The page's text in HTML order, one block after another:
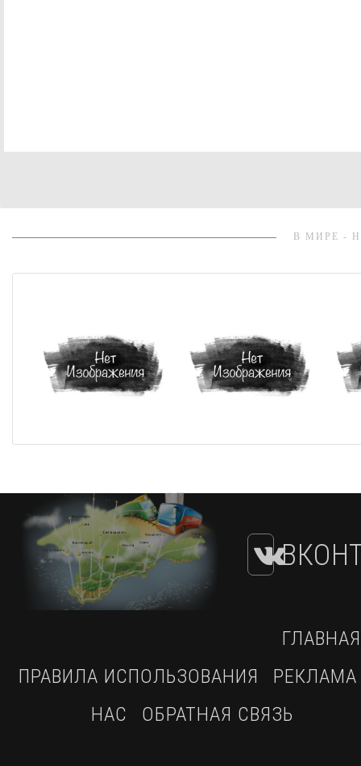
В МИРЕ -
ГЛАВНАЯ
ПРАВИЛА ИСПОЛЬЗОВАНИЯ
РЕКЛАМА
НАС
ОБРАТНАЯ СВЯЗЬ